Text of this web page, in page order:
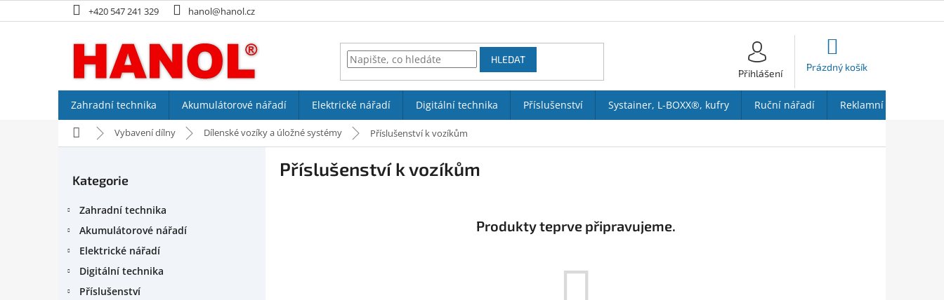
na
+420 547 241 329 hanol@hanol.cz
HLEDAT
Přihlášení
Prázdný košík
Zahradní technika Akumulátorové nářadí Elektrické nářadí Digitální technika Příslušenství Systainer, L-BOXX®, kufry Ruční nářadí Reklamní předměty
Domů Vybavení dílny Dílenské vozíky a úložné systémy Příslušenství k vozíkům
Přeskočit
Kategorie
Zahradní technika
Akumulátorové nářadí
Elektrické nářadí
Digitální technika
Příslušenství
Příslušenství k vozíkům
Produkty teprve připravujeme.